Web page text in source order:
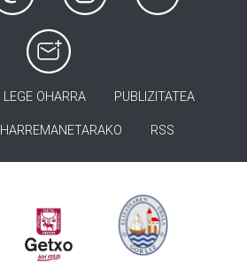
LEGE OHARRA PUBLIZITATEA
HARREMANETARAKO RSS